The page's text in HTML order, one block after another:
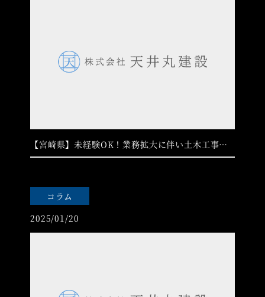
【宮崎県】未経験OK！業務拡大に伴い土木工事の現場監督を募集中です
コラム
2025/01/20